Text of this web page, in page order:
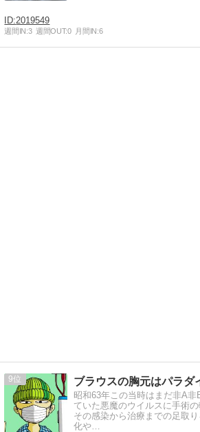
2019549
週間IN:3 週間OUT:0 月間IN:6
9 ブラウスの胸元はパラダ
昭和63年この当時はまだ非A
ていた悪魔のウイルスに手術の
その感染から治療までの足取
化や…